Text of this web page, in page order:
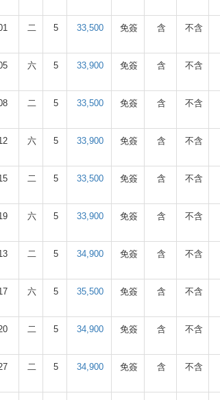
二 5 33,500 免簽 含 不含
六 5 33,900 免簽 含 不含
二 5 33,500 免簽 含 不含
六 5 33,900 免簽 含 不含
二 5 33,500 免簽 含 不含
六 5 33,900 免簽 含 不含
二 5 34,900 免簽 含 不含
六 5 35,500 免簽 含 不含
二 5 34,900 免簽 含 不含
二 5 34,900 免簽 含 不含